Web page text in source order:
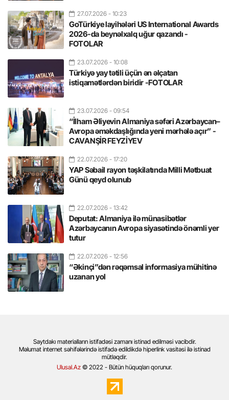
27.07.2026 - 10:23
GoTürkiye layihələri US International Awards
2026-da beynəlxalq uğur qazandı -
FOTOLAR
23.07.2026 - 10:08
Türkiyə yay tətili üçün ən əlçatan
istiqamətlərdən biridir -FOTOLAR
23.07.2026 - 09:54
“İlham Əliyevin Almaniya səfəri Azərbaycan–
Avropa əməkdaşlığında yeni mərhələ açır” -
CAVANŞİR FEYZİYEV
22.07.2026 - 17:20
YAP Səbail rayon təşkilatında Milli Mətbuat
Günü qeyd olunub
22.07.2026 - 13:42
Deputat: Almaniya ilə münasibətlər
Azərbaycanın Avropa siyasətində önəmli yer
tutur
22.07.2026 - 12:56
“Əkinçi”dən rəqəmsal informasiya mühitinə
uzanan yol
Saytdakı materialların istifadəsi zamanı istinad edilməsi vacibdir.
Məlumat internet səhifələrində istifadə edildikdə hiperlink vasitəsi ilə istinad
mütləqdir.
Ulusal.Az © 2022 - Bütün hüquqları qorunur.